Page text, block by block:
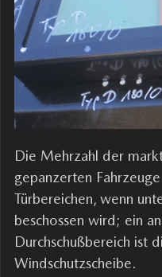
Die Mehrzahl der
gepanzerten
Türbereichen, wenn
beschossen wird; ein
Durchschußbereich ist
Windschutzscheibe.